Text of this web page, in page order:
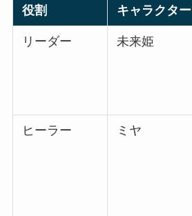
役割 キャラクター
リーダー 未来姫
ヒーラー ミヤ